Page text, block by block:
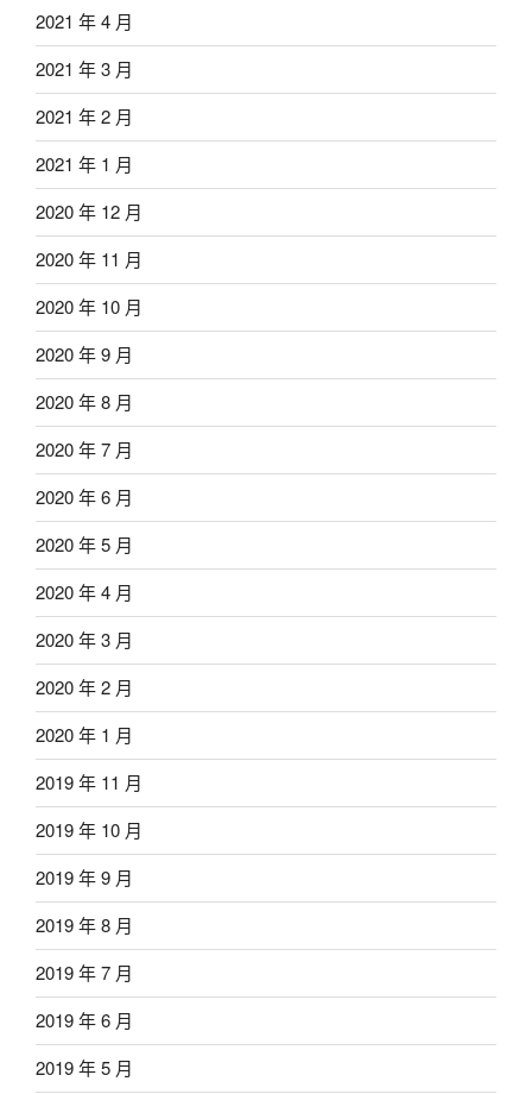
2021 年 4 月
2021 年 3 月
2021 年 2 月
2021 年 1 月
2020 年 12 月
2020 年 11 月
2020 年 10 月
2020 年 9 月
2020 年 8 月
2020 年 7 月
2020 年 6 月
2020 年 5 月
2020 年 4 月
2020 年 3 月
2020 年 2 月
2020 年 1 月
2019 年 11 月
2019 年 10 月
2019 年 9 月
2019 年 8 月
2019 年 7 月
2019 年 6 月
2019 年 5 月